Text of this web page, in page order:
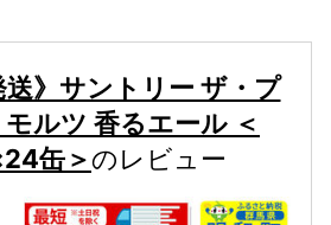
送》サントリー ザ・プ
ルツ 香るエール ＜
缶＞のレビュー